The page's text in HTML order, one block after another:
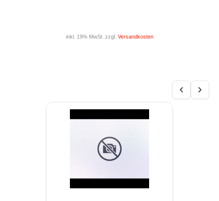
inkl. 19% MwSt. zzgl. Versandkosten